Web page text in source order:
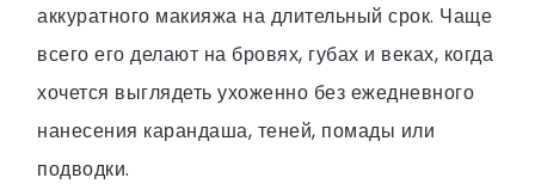
аккуратного макияжа на длительный срок. Чаще
всего его делают на бровях, губах и веках, когда
хочется выглядеть ухоженно без ежедневного
нанесения карандаша, теней, помады или
подводки.